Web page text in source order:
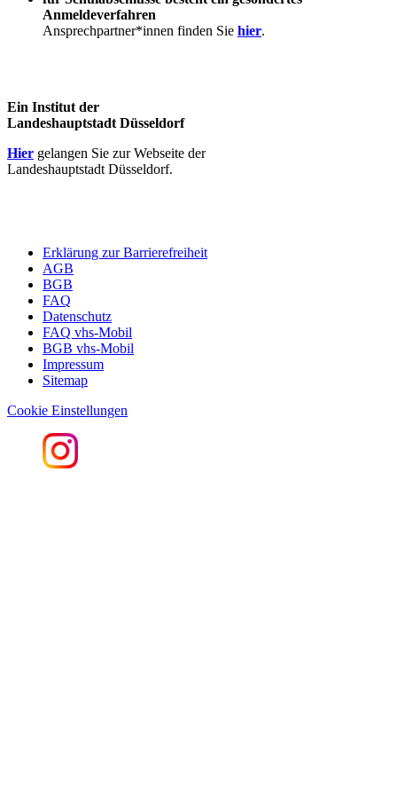
Anmeldeverfahren
Ansprechpartner*innen finden Sie hier.
Ein Institut der
Landeshauptstadt Düsseldorf
Hier gelangen Sie zur Webseite der
Landeshauptstadt Düsseldorf.
Erklärung zur Barrierefreiheit
AGB
BGB
FAQ
Datenschutz
FAQ vhs-Mobil
BGB vhs-Mobil
Impressum
Sitemap
Cookie Einstellungen